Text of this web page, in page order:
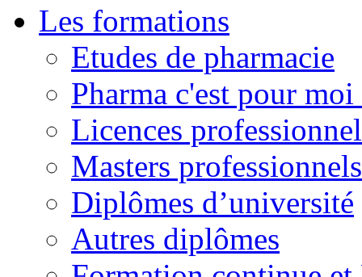
Les formations
Etudes de pharmacie
Pharma c'est pour
Licences
Masters
Diplômes d’université
Autres diplômes